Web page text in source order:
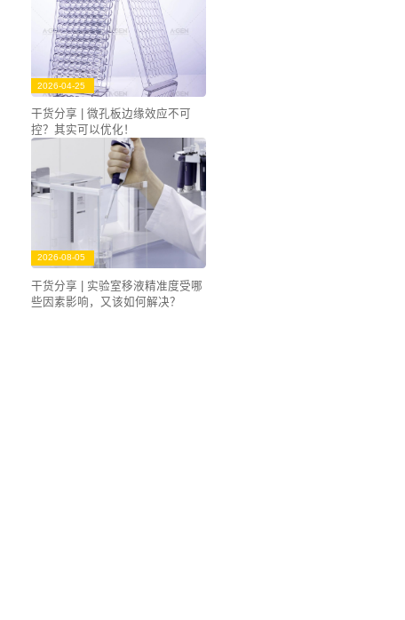
2026-04-25
干货分享 | 微孔板边缘效应不可
控？其实可以优化！
2026-08-05
干货分享 | 实验室移液精准度受哪
些因素影响，又该如何解决？